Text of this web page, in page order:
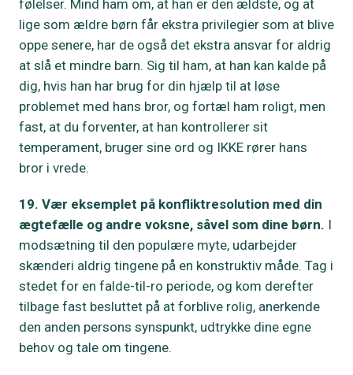
følelser. Mind ham om, at han er den ældste, og at
lige som ældre børn får ekstra privilegier som at blive
oppe senere, har de også det ekstra ansvar for aldrig
at slå et mindre barn. Sig til ham, at han kan kalde på
dig, hvis han har brug for din hjælp til at løse
problemet med hans bror, og fortæl ham roligt, men
fast, at du forventer, at han kontrollerer sit
temperament, bruger sine ord og IKKE rører hans
bror i vrede.
19. Vær eksemplet på konfliktresolution med din
ægtefælle og andre voksne, såvel som dine børn. I
modsætning til den populære myte, udarbejder
skænderi aldrig tingene på en konstruktiv måde. Tag i
stedet for en falde-til-ro periode, og kom derefter
tilbage fast besluttet på at forblive rolig, anerkende
den anden persons synspunkt, udtrykke dine egne
behov og tale om tingene.